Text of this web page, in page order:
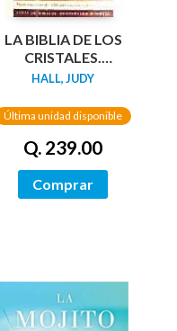
LA BIBLIA DE LOS
CRISTALES.
VOLUMEN 2 (NUEVA
HALL, JUDY
Última unidad disponible
Q. 239.00
Comprar